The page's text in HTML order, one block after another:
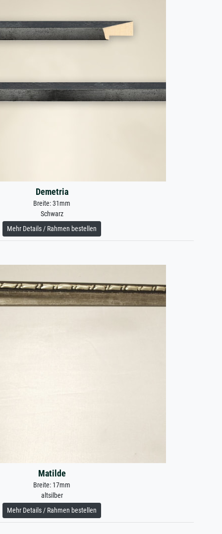
Demetria
Breite: 31mm
Schwarz
Mehr Details / Rahmen bestellen
Matilde
Breite: 17mm
altsilber
Mehr Details / Rahmen bestellen